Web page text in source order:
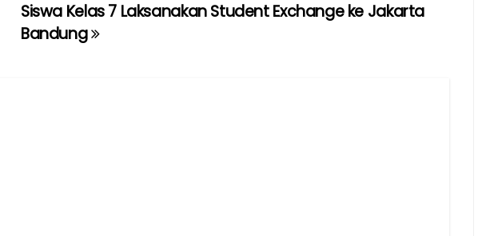
Siswa Kelas 7 Laksanakan Student Exchange ke Jakarta
Bandung